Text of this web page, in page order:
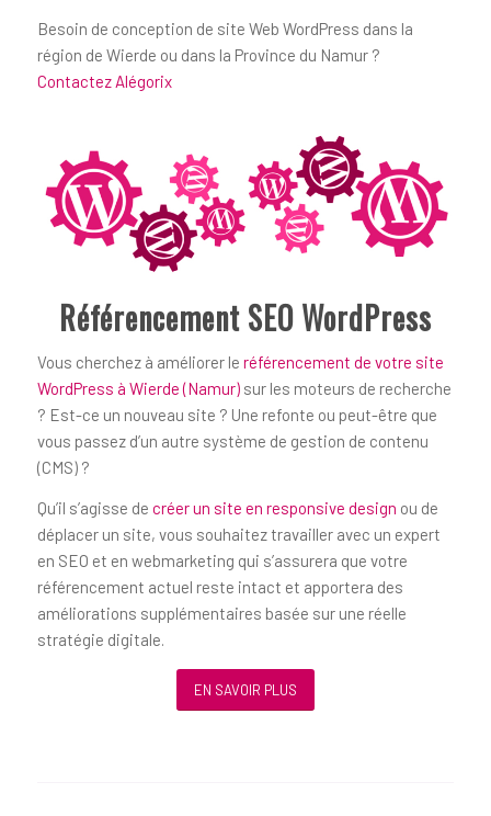
Besoin de conception de site Web WordPress dans la
région de Wierde ou dans la Province du Namur ?
Contactez Alégorix
Référencement SEO WordPress
Vous cherchez à améliorer le référencement de votre site
WordPress à Wierde (Namur)sur les moteurs de recherche
? Est-ce un nouveau site ? Une refonte ou peut-être que
vous passez d’un autre système de gestion de contenu
(CMS) ?
Qu’il s’agisse de créer un site en responsive design ou de
déplacer un site, vous souhaitez travailler avec un expert
en SEO et en webmarketing qui s’assurera que votre
référencement actuel reste intact et apportera des
améliorations supplémentaires basée sur une réelle
stratégie digitale.
EN SAVOIR PLUS